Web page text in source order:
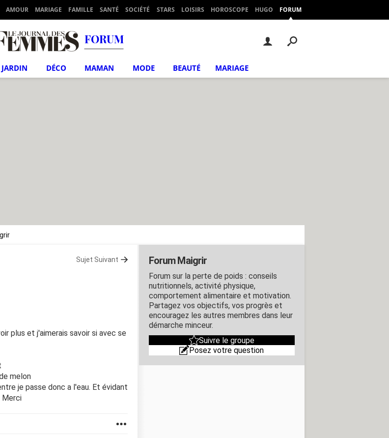
AMOUR MARIAGE FAMILLE SANTÉ SOCIÉTÉ STARS LOISIRS HOROSCOPE HUGO FORUM
FORUM
JARDIN DÉCO MAMAN MODE BEAUTÉ MARIAGE
Sujet Suivant
plus et j'aimerais savoir si avec se
melon
je passe donc a l'eau. Et évidant
Merci
Forum Maigrir
Forum sur la perte de poids : conseils
nutritionnels, activité physique,
comportement alimentaire et motivation.
Partagez vos objectifs, vos progrès et
encouragez les autres membres dans leur
démarche minceur.
Suivre le groupe
Posez votre question